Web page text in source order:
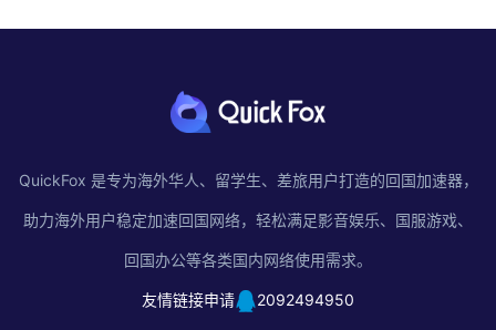
QuickFox 是专为海外华人、留学生、差旅用户打造的回国加速器，
助力海外用户稳定加速回国网络，轻松满足影音娱乐、国服游戏、
回国办公等各类国内网络使用需求。
友情链接申请 2092494950